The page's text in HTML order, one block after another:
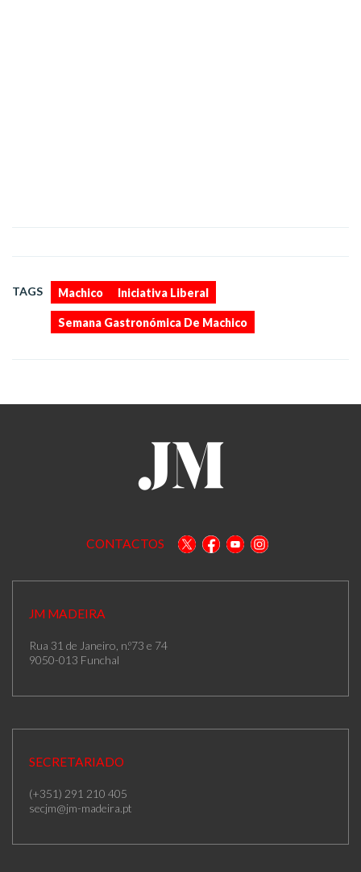
TAGS Machico Iniciativa Liberal
Semana Gastronómica De Machico
CONTACTOS
JM MADEIRA
Rua 31 de Janeiro, n.º73 e 74
9050-013 Funchal
SECRETARIADO
(+351) 291 210 405
secjm@jm-madeira.pt